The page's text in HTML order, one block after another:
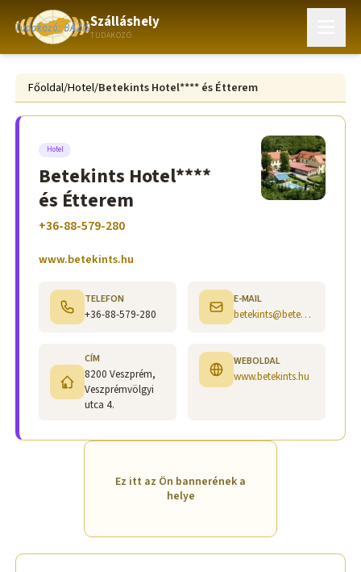
Szálláshely
TUDAKOZÓ
Főoldal/Hotel/Betekints Hotel**** és Étterem
Hotel
Betekints Hotel****
és Étterem
+36-88-579-280
www.betekints.hu
TELEFON
+36-88-579-280
E-MAIL
betekints@betekints.hu
CÍM
8200 Veszprém,
Veszprémvölgyi
utca 4.
WEBOLDAL
www.betekints.hu
Ez itt az Ön bannerének a
helye